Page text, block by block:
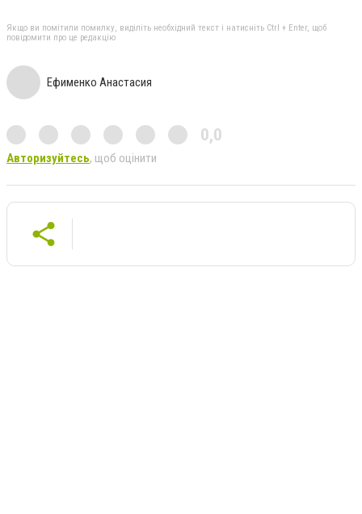
Якщо ви помітили помилку, виділіть необхідний текст і натисніть Ctrl + Enter, щоб
повідомити про це редакцію
Ефименко Анастасия
0,0
Авторизуйтесь, щоб оцінити